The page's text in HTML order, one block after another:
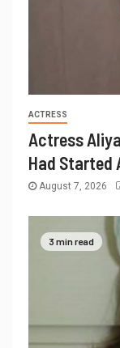
ACTRESS
Actress
Had Started
August 7, 2026
3 min read